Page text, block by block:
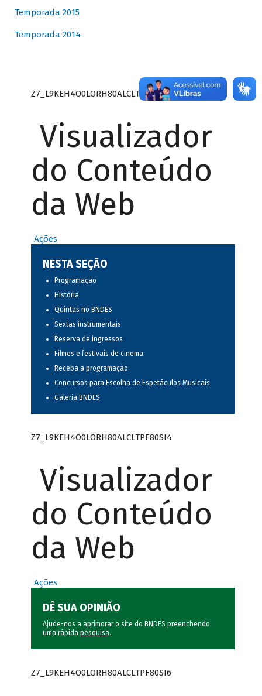
Temporada 2015
Temporada 2014
Z7_L9KEH4O0LORH80ALCLTPF80S27
Visualizador
do Conteúdo
da Web
Ações
NESTA SEÇÃO
Programação
História
Quintas no BNDES
Sextas instrumentais
Reserva de ingressos
Filmes e festivais de cinema
Receba a programação
Concursos para Escolha de Espetáculos Musicais
Galeria BNDES
Z7_L9KEH4O0LORH80ALCLTPF80SI4
Visualizador
do Conteúdo
da Web
Ações
DÊ SUA OPINIÃO
Ajude-nos a aprimorar o site do BNDES preenchendo
uma rápida pesquisa.
Z7_L9KEH4O0LORH80ALCLTPF80SI6